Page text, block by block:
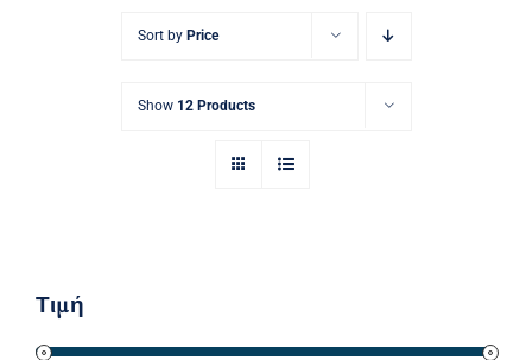
Sort by Price
Show 12 Products
Τιμή